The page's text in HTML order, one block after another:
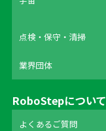
点検・保守・清掃
業界団体
RoboStepについて
よくあるご質問